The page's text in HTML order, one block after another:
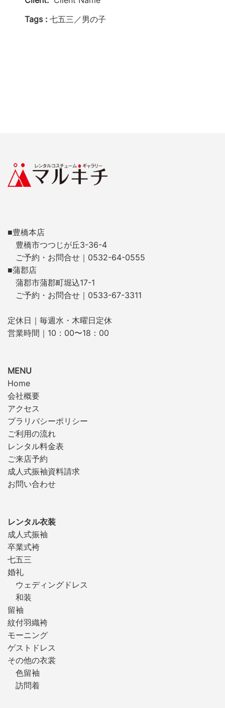
Tags : 七五三／男の子
■豊橋本店
豊橋市つつじが丘3-36-4
ご予約・お問合せ｜0532-64-0555
■蒲郡店
蒲郡市蒲郡町堀込17-1
ご予約・お問合せ｜0533-67-3311
定休日｜毎週水・木曜日定休
営業時間｜10：00〜18：00
MENU
Home
会社概要
アクセス
プラリバシーポリシー
ご利用の流れ
レンタル料金表
ご来店予約
成人式振袖資料請求
お問い合わせ
レンタル衣装
成人式振袖
卒業式袴
七五三
婚礼
ウェディングドレス
和装
留袖
紋付羽織袴
モーニング
ゲストドレス
その他の衣裳
色留袖
訪問着